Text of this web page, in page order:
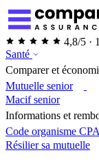
4,8/5 ·
Santé
Comparer et
Mutuelle senior
Macif senior
Informations et
Code organisme
Résilier sa mutuelle